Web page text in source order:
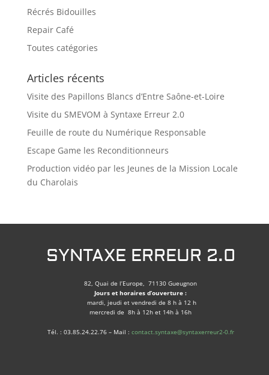
Récrés Bidouilles
Repair Café
Toutes catégories
Articles récents
Visite des Papillons Blancs d’Entre Saône-et-Loire
Visite du SMEVOM à Syntaxe Erreur 2.0
Feuille de route du Numérique Responsable
Escape Game les Reconditionneurs
Production vidéo par les Jeunes de la Mission Locale
du Charolais
SYNTAXE ERREUR 2.0
82, Quai de l’Europe, 71130 Gueugnon
Jours et horaires d’ouverture :
mardi, jeudi et vendredi de 8 h à 12 h
mercredi de 8h à 12h et 14h à 16h
Tél. : 03.85.24.22.76 – Mail : contact.syntaxe@syntaxerreur2-0.fr